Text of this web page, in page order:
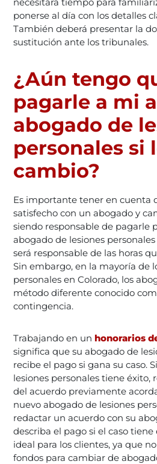
ponerse al día con los detalles
También deberá presentar la
sustitución ante los tribunales.
¿Aún tengo
pagarle a mi
abogado de
personales si
cambio?
Es importante tener en cuenta
satisfecho con un abogado y
siendo responsable de pagarle
abogado de lesiones
será responsable de las horas
Sin embargo, en la mayoría de
personales en Colorado, los
método diferente conocido
contingencia.
Trabajando en un honorarios
significa que su abogado de
recibe el pago si gana su caso.
lesiones personales tiene éxito,
del acuerdo previamente
nuevo abogado de lesiones
redactar un acuerdo con su
describa el pago si el caso
ideal para los clientes, ya que
fondos para cambiar de